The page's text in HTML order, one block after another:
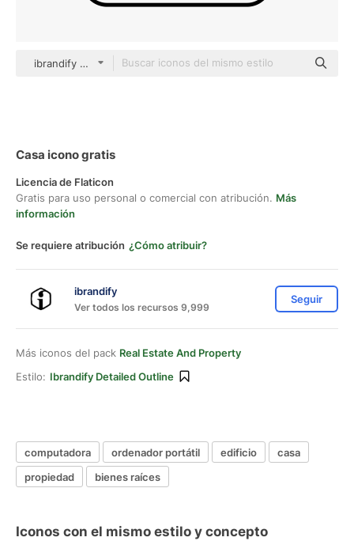
ibrandify Detailed Outline
Casa icono gratis
Licencia de Flaticon
Gratis para uso personal o comercial con atribución. Más
información
Se requiere atribución ¿Cómo atribuir?
ibrandify
Ver todos los recursos 9,999
Seguir
Más iconos del pack Real Estate And Property
Estilo: Ibrandify Detailed Outline
computadora ordenador portátil edificio
casa
propiedad
bienes raíces
Iconos con el mismo estilo y concepto